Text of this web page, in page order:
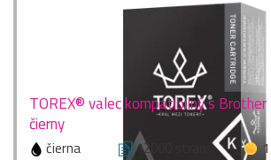
TOREX® valec kompatibilný s
čierny
čierna 12000 stran